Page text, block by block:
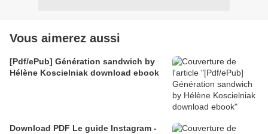
Vous aimerez aussi
[Pdf/ePub] Génération sandwich by
Hélène Koscielniak download ebook
Download PDF Le guide Instagram -